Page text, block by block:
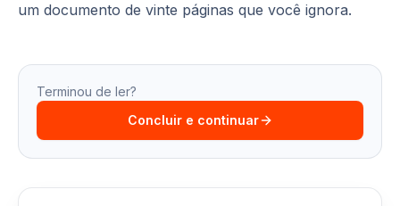
um documento de vinte páginas que você ignora.
Terminou de ler?
Concluir e continuar